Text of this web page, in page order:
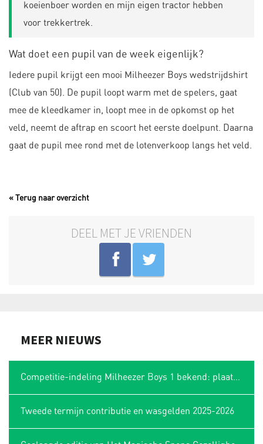
koeienboer worden en mijn eigen tractor hebben
voor trekkertrek.
Wat doet een pupil van de week eigenlijk?
Iedere pupil krijgt een mooi Milheezer Boys wedstrijdshirt
(Club van 50). De pupil loopt warm met de spelers, gaat
mee de kleedkamer in, loopt mee in de opkomst op het
veld, neemt de aftrap en scoort het eerste doelpunt. Daarna
gaat de pupil mee rond met de lotenverkoop langs het veld.
« Terug naar overzicht
DEEL MET JE VRIENDEN
MEER NIEUWS
Tweede termijn contributie en wasgelden 2025-2026